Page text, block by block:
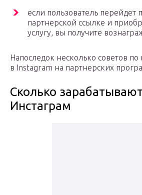
если пользователь перейдет
партнерской ссылке и
услугу, вы получите
Напоследок несколько советов
в Instagram на партнерских
Сколько
Инстаграм